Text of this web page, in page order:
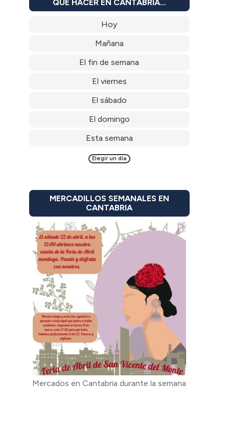
QUÉ HACER EN CANTABRIA…
Hoy
Mañana
El fin de semana
El viernes
El sábado
El domingo
Esta semana
Elegir un día
MERCADILLOS SEMANALES EN
CANTABRIA
Mercados en Cantabria durante la semana